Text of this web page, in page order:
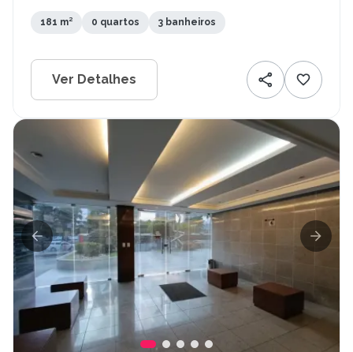
181 m² 0 quartos 3 banheiros
Ver Detalhes